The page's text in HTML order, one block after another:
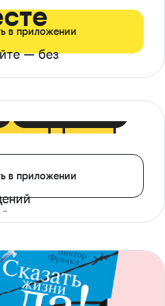
— без
в приложении
в приложении